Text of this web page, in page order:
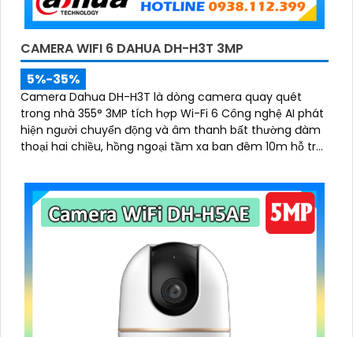
CAMERA WIFI 6 DAHUA DH-H3T 3MP
5%-35%
Camera Dahua DH-H3T là dòng camera quay quét
trong nhà 355° 3MP tích hợp Wi-Fi 6 Công nghệ AI phát
hiện người chuyển động và âm thanh bất thường đàm
thoại hai chiều, hồng ngoại tầm xa ban đêm 10m hỗ trợ
ứng dụng DMSS